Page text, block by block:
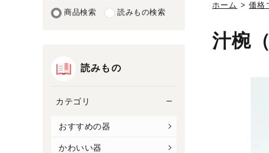
商品検索 読みもの検索
読みもの
カテゴリ
おすすめの器
かわいい器
ホーム >価格
汁椀